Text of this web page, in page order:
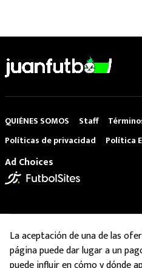
QUIÉNES SOMOS Staff
Políticas de privacidad
Política
Ad Choices
La aceptación de una de las
página puede dar lugar a un